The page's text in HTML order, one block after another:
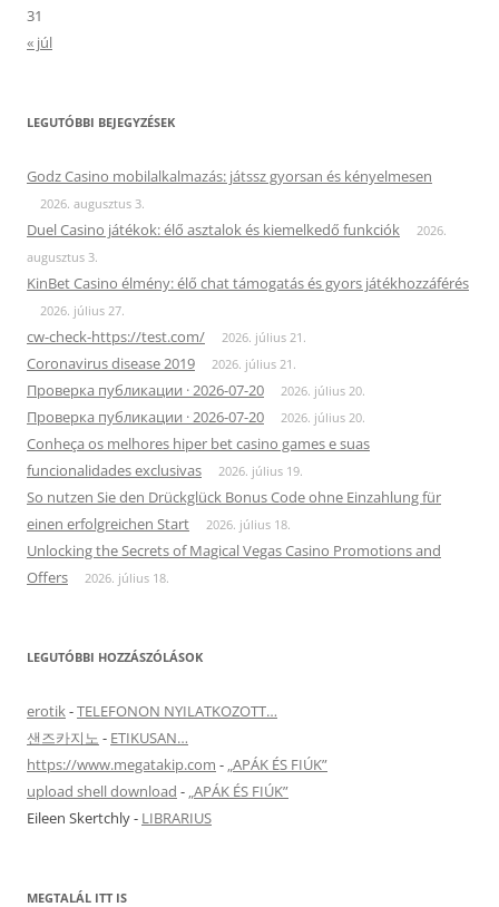
31
« júl
LEGUTÓBBI BEJEGYZÉSEK
Godz Casino mobilalkalmazás: játssz gyorsan és kényelmesen
2026. augusztus 3.
Duel Casino játékok: élő asztalok és kiemelkedő funkciók
2026.
augusztus 3.
KinBet Casino élmény: élő chat támogatás és gyors játékhozzáférés
2026. július 27.
cw-check-https://test.com/ 2026. július 21.
Coronavirus disease 2019 2026. július 21.
Проверка публикации · 2026-07-20 2026. július 20.
Проверка публикации · 2026-07-20 2026. július 20.
Conheça os melhores hiper bet casino games e suas
funcionalidades exclusivas
2026. július 19.
So nutzen Sie den Drückglück Bonus Code ohne Einzahlung für
einen erfolgreichen Start
2026. július 18.
Unlocking the Secrets of Magical Vegas Casino Promotions and
Offers
2026. július 18.
LEGUTÓBBI HOZZÁSZÓLÁSOK
erotik-TELEFONON NYILATKOZOTT…
샌즈카지노 - ETIKUSAN…
https://www.megatakip.com - „APÁK ÉS FIÚK”
upload shell download - „APÁK ÉS FIÚK”
Eileen Skertchly- LIBRARIUS
MEGTALÁL ITT IS